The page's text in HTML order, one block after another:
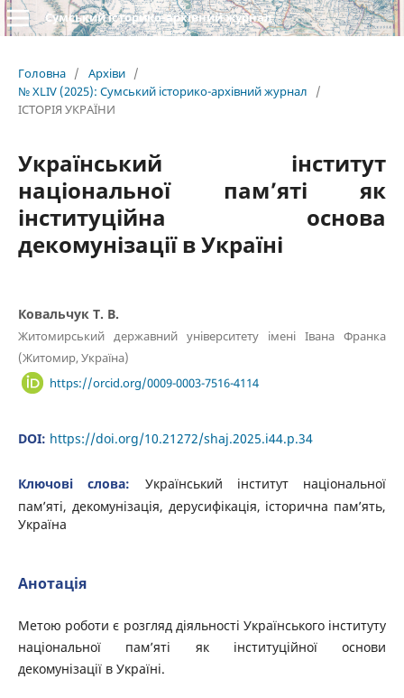
Сумський історико-архівний журнал
Головна / Архіви /
№ XLIV (2025): Сумський історико-архівний журнал
/
ІСТОРІЯ УКРАЇНИ
Український інститут
національної пам’яті як
інституційна основа
декомунізації в Україні
Ковальчук Т. В.
Житомирський державний університету імені Івана Франка
(Житомир, Україна)
https://orcid.org/0009-0003-7516-4114
DOI: https://doi.org/10.21272/shaj.2025.i44.p.34
Ключові слова: Український інститут національної
пам’яті, декомунізація, дерусифікація, історична пам’ять,
Україна
Анотація
Метою роботи є розгляд діяльності Українського інституту
національної пам’яті як інституційної основи
декомунізації в Україні.